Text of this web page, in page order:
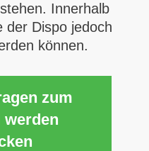
Innerhalb
der Dispo jedoch
können.
zum